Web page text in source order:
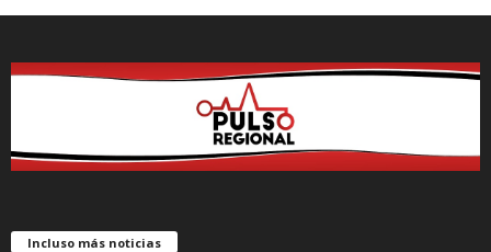
Incluso más noticias